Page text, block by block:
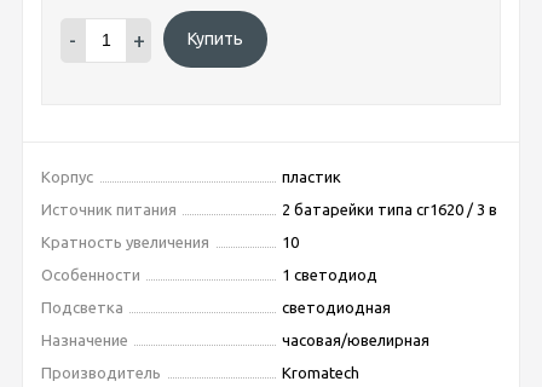
- + Купить
Корпус
пластик
Источник питания
2 батарейки типа cr1620 / 3 в
Кратность увеличения
10
Особенности
1 светодиод
Подсветка
светодиодная
Назначение
часовая/ювелирная
Производитель
Kromatech